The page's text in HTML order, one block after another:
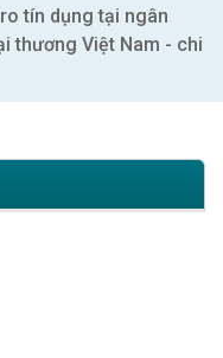
tín dụng tại ngân
thương Việt Nam - chi